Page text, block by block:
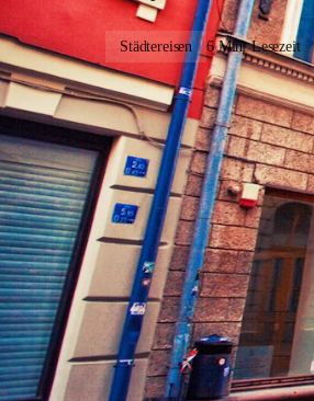
Städtereisen 6 Min. Lesezeit
Eine Städtereise muss kein
erlebt eine Metropole
drehen kannst.
Wann ist die
Das Timing entscheidet oft